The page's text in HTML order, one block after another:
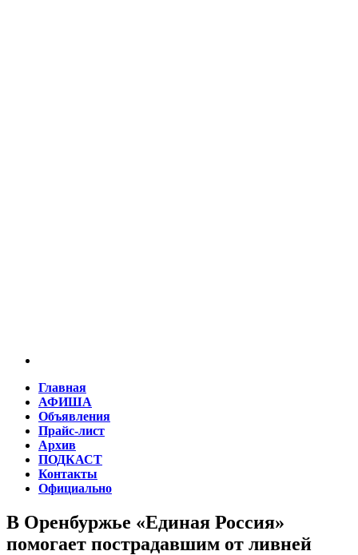
Главная
АФИША
Объявления
Прайс-лист
Архив
ПОДКАСТ
Контакты
Официально
В Оренбуржье «Единая Россия»
помогает пострадавшим от ливней